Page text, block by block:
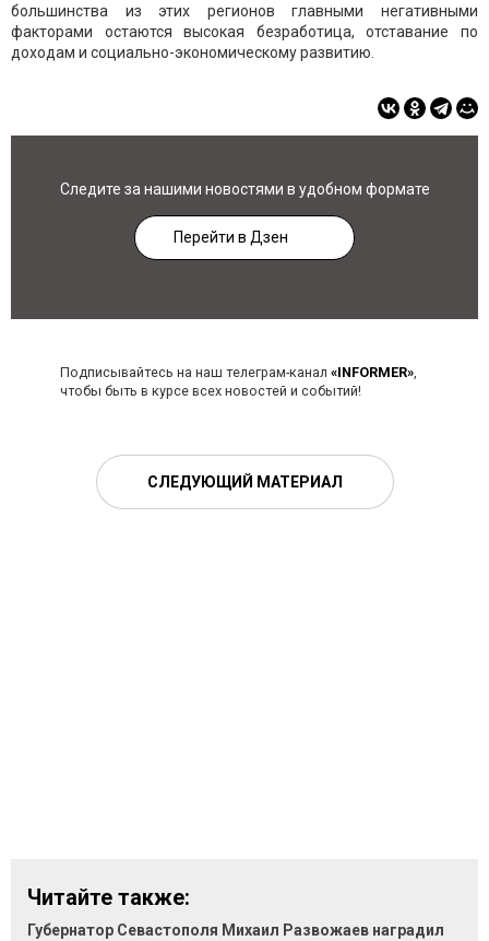
большинства из этих регионов главными негативными
факторами остаются высокая безработица, отставание по
доходам и социально-экономическому развитию.
Следите за нашими новостями в удобном формате
Перейти в Дзен
Подписывайтесь на наш телеграм-канал «INFORMER»,
чтобы быть в курсе всех новостей и событий!
СЛЕДУЮЩИЙ МАТЕРИАЛ
Читайте также:
Губернатор Севастополя Михаил Развожаев наградил